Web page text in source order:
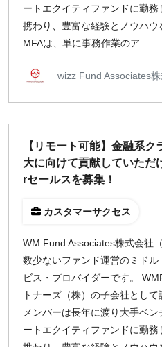
稼働時間
週4日
週1日
地域
大阪
京都
福岡
募集状況
募集中のみ表示
ートエクイティファンドに勤
携わり、豊富な経験とノウハ
MFAは、単に事務作業のア...
wizz Fund Associates
【リモート可能】金融系
大に向けて貢献していただ
rセールスを募集！
カスタマーサクセス
WM Fund Associates株式会社
数少ないファンド運営のミド
ビス・プロバイダーです。
トナーズ（株）の子会社とし
メンバーは長年に渡り大手ベ
ートエクイティファンドに勤